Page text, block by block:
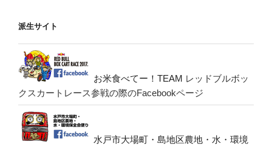
派生サイト
お米食べてー！TEAM レッドブルボッ
クスカートレース参戦の際のFacebookページ
水戸市大場町・島地区農地・水・環境